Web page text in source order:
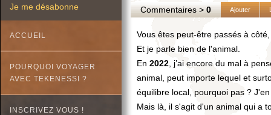
Je me désabonne
ACCUEIL
POURQUOI VOYAGER
AVEC TEKENESSI ?
INSCRIVEZ VOUS !
Commentaires >0 Ajouter
Vous êtes peut-être passés à
Et je parle bien de l'animal.
En 2022 , j’ai encore du mal à
animal, peut importe lequel et
équilibre local, pourquoi pas ?
Mais là, il s'agit d'un animal qui a